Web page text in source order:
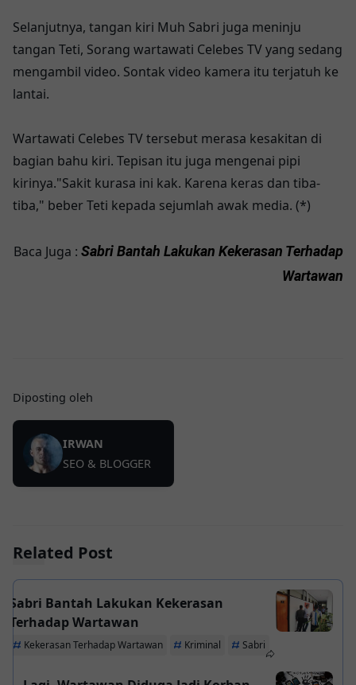
Selanjutnya, tangan kiri Muh Sabri juga meninju
tangan Teti, Sorang wartawati Celebes TV yang sedang
mengambil video. Sontak video kamera itu terjatuh ke
lantai.
Wartawati Celebes TV tersebut merasa kesakitan di
bagian bahu kiri. Tepisan itu juga mengenai pipi
kirinya."Sakit kurasa ini kak. Karena keras dan tiba-
tiba," beber Teti kepada sejumlah awak media. (*)
Baca Juga : Sabri Bantah Lakukan Kekerasan Terhadap
Wartawan
Diposting oleh
IRWAN
SEO & BLOGGER
Related Post
Sabri Bantah Lakukan Kekerasan
Terhadap Wartawan
Kekerasan Terhadap Wartawan Kriminal Sabri